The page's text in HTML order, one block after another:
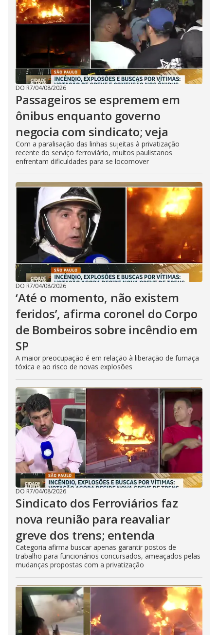
DO R7/04/08/2026
Passageiros se espremem em
ônibus enquanto governo
negocia com sindicato; veja
Com a paralisação das linhas sujeitas à privatização
recente do serviço ferroviário, muitos paulistanos
enfrentam dificuldades para se locomover
DO R7/04/08/2026
‘Até o momento, não existem
feridos’, afirma coronel do Corpo
de Bombeiros sobre incêndio em
SP
A maior preocupação é em relação à liberação de fumaça
tóxica e ao risco de novas explosões
DO R7/04/08/2026
Sindicato dos Ferroviários faz
nova reunião para reavaliar
greve dos trens; entenda
Categoria afirma buscar apenas garantir postos de
trabalho para funcionários concursados, ameaçados pelas
mudanças propostas com a privatização